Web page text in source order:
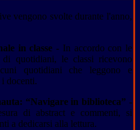
vengono svolte durante l'anno,
in classe - In accordo con le
di quotidiani, le classi ricevono
quotidiani che leggono e
docenti.
“Navigare in biblioteca” -
di abstract e commenti, si
a dedicarsi alla lettura.